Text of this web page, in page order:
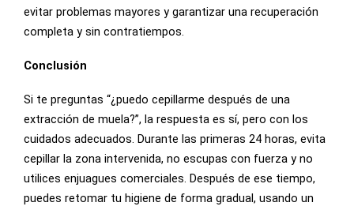
evitar problemas mayores y garantizar una recuperación
completa y sin contratiempos.
Conclusión
Si te preguntas “¿puedo cepillarme después de una
extracción de muela?”, la respuesta es sí, pero con los
cuidados adecuados. Durante las primeras 24 horas, evita
cepillar la zona intervenida, no escupas con fuerza y no
utilices enjuagues comerciales. Después de ese tiempo,
puedes retomar tu higiene de forma gradual, usando un